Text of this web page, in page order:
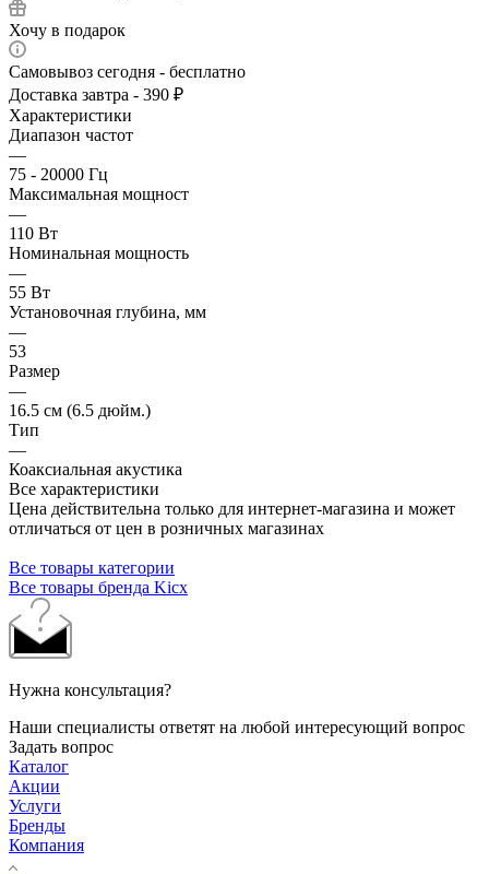
Хочу в подарок
Самовывоз сегодня - бесплатно
Доставка завтра - 390 ₽
Характеристики
Диапазон частот
—
75 - 20000 Гц
Максимальная мощност
—
110 Вт
Номинальная мощность
—
55 Вт
Установочная глубина, мм
—
53
Размер
—
16.5 см (6.5 дюйм.)
Тип
—
Коаксиальная акустика
Все характеристики
Цена действительна только для интернет-магазина и может
отличаться от цен в розничных магазинах
Все товары категории
Все товары бренда Kicx
Нужна консультация?
Наши специалисты ответят на любой интересующий вопрос
Задать вопрос
Каталог
Акции
Услуги
Бренды
Компания